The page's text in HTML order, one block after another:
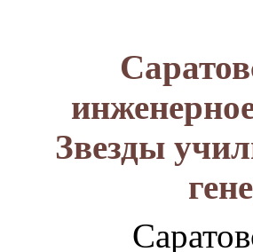
Звезды